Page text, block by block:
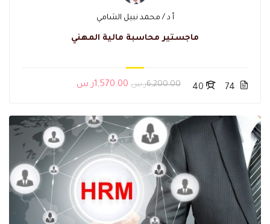
أ د / محمد نبيل الشامي
ماجستير محاسبة مالية المهني
74
40 6,200.00ر.س 1,570.00ر.س